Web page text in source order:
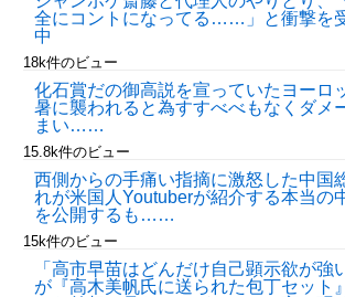
Powered by livedoor 相互RSS
全にコントになってる……」と衝撃を
中
18k件のビュー
化石賞だの御高説を宣っていたヨーロ
暑に襲われると為すすべべもなくダメ
まい……
15.8k件のビュー
西側からの手痛い指摘に激怒した中国
れが米国人Youtuberが紹介する本当の
を公開するも……
15k件のビュー
「高市早苗はどんだけ自己顕示欲が強
が『高木美帆氏に送られた包丁セット